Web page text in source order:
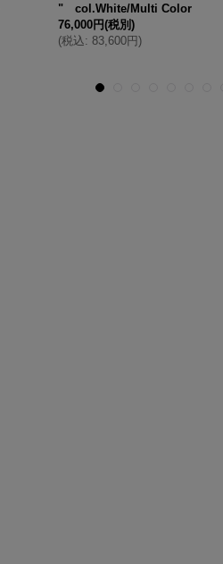
" col.White/Multi Color
76,000円(税別)
(税込: 83,600円)